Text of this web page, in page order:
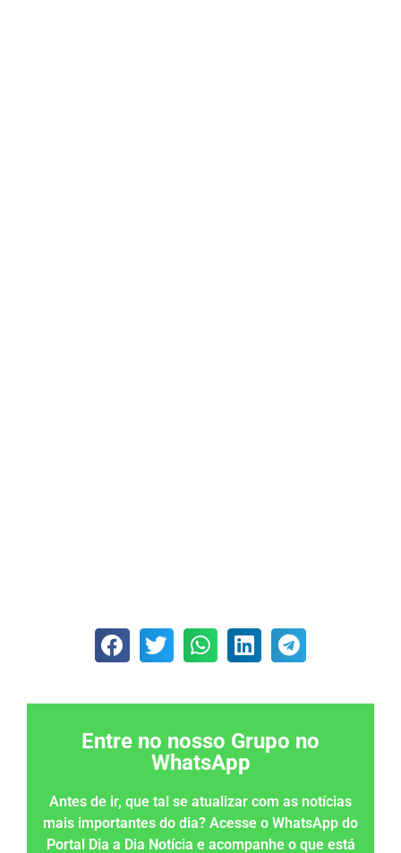
Entre no nosso Grupo no
WhatsApp
Antes de ir, que tal se atualizar com as notícias
mais importantes do dia? Acesse o WhatsApp do
Portal Dia a Dia Notícia e acompanhe o que está